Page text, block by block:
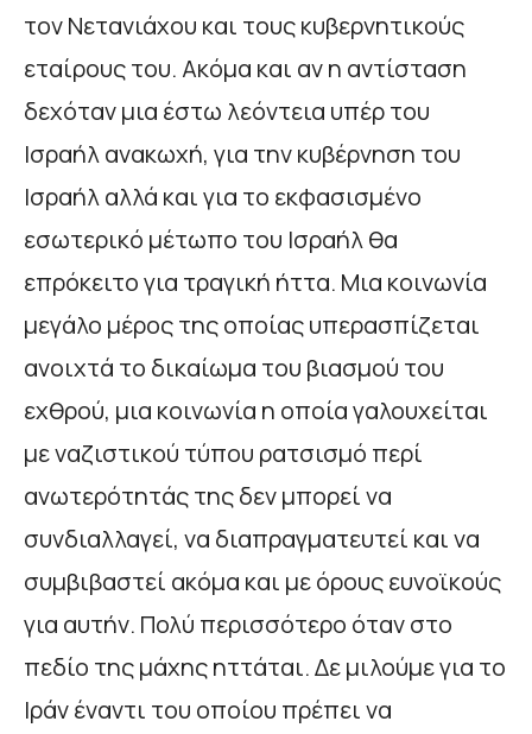
τον Νετανιάχου και τους κυβερνητικούς
εταίρους του. Ακόμα και αν η αντίσταση
δεχόταν μια έστω λεόντεια υπέρ του
Ισραήλ ανακωχή, για την κυβέρνηση του
Ισραήλ αλλά και για το εκφασισμένο
εσωτερικό μέτωπο του Ισραήλ θα
επρόκειτο για τραγική ήττα. Μια κοινωνία
μεγάλο μέρος της οποίας υπερασπίζεται
ανοιχτά το δικαίωμα του βιασμού του
εχθρού, μια κοινωνία η οποία γαλουχείται
με ναζιστικού τύπου ρατσισμό περί
ανωτερότητάς της δεν μπορεί να
συνδιαλλαγεί, να διαπραγματευτεί και να
συμβιβαστεί ακόμα και με όρους ευνοϊκούς
για αυτήν. Πολύ περισσότερο όταν στο
πεδίο της μάχης ηττάται. Δε μιλούμε για το
Ιράν έναντι του οποίου πρέπει να